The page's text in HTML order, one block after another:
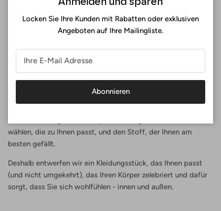
Perfekte Passform
Bei Surania ist die perfekte Passform keine Frage der Größe,
wählen, die zu Ihnen passt, und den Stoff, der Ihnen am
besten gefällt.
Deshalb entwerfen wir ein Kleidungsstück, das Ihnen passt
(und nicht umgekehrt), das Ihren Körper zelebriert und dafür
sorgt, dass Sie sich wohlfühlen - innen und außen.
Locken Sie Ihre Kunden mit Rabatten oder exklusiven
Angeboten auf Ihre Mailingliste.
Abonnieren